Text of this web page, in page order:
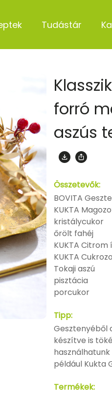
Tudástár
forró
aszús
Összetevők:
BOVITA
KUKTA
kristálycukor
őrölt fahéj
KUKTA Citrom
KUKTA
Tokaji aszú
pisztácia
porcukor
Tipp:
Gesztenyéből
készítve is
például Kukta
Termékek: